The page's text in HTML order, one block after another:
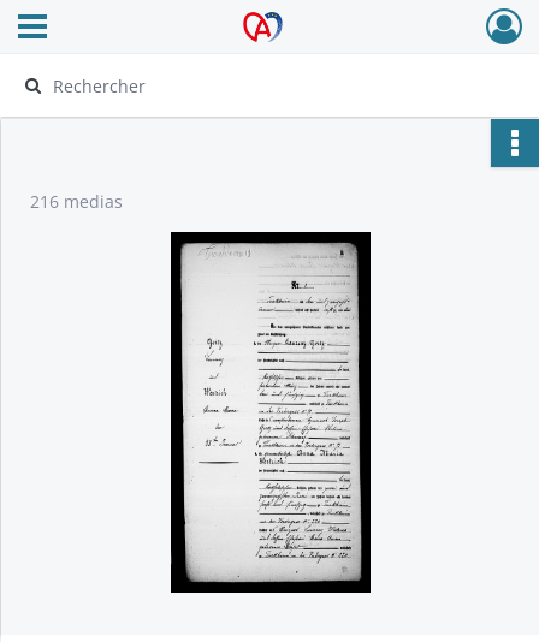
Archives Alsace - Colmar
Ouvrir le menu déroulant
216 medias